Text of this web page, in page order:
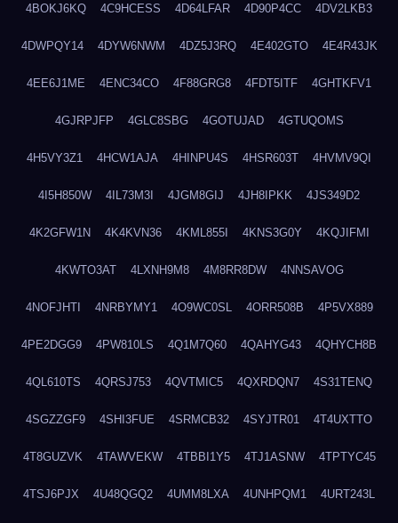
4BOKJ6KQ 4C9HCESS 4D64LFAR 4D90P4CC 4DV2LKB3
4DWPQY14 4DYW6NWM 4DZ5J3RQ 4E402GTO 4E4R43JK
4EE6J1ME 4ENC34CO 4F88GRG8 4FDT5ITF 4GHTKFV1
4GJRPJFP 4GLC8SBG 4GOTUJAD 4GTUQOMS
4H5VY3Z1 4HCW1AJA 4HINPU4S 4HSR603T 4HVMV9QI
4I5H850W 4IL73M3I 4JGM8GIJ 4JH8IPKK 4JS349D2
4K2GFW1N 4K4KVN36 4KML855I 4KNS3G0Y 4KQJIFMI
4KWTO3AT 4LXNH9M8 4M8RR8DW 4NNSAVOG
4NOFJHTI 4NRBYMY1 4O9WC0SL 4ORR508B 4P5VX889
4PE2DGG9 4PW810LS 4Q1M7Q60 4QAHYG43 4QHYCH8B
4QL610TS 4QRSJ753 4QVTMIC5 4QXRDQN7 4S31TENQ
4SGZZGF9 4SHI3FUE 4SRMCB32 4SYJTR01 4T4UXTTO
4T8GUZVK 4TAWVEKW 4TBBI1Y5 4TJ1ASNW 4TPTYC45
4TSJ6PJX 4U48QGQ2 4UMM8LXA 4UNHPQM1 4URT243L